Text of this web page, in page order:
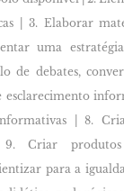
| 3. Elaborar
uma
de debates,
| 8.
Criar
para a